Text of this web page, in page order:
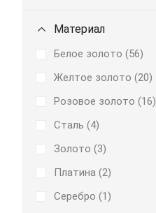
Материал
Белое золото (56)
Желтое золото (20)
Розовое золото (16)
Сталь (4)
Золото (3)
Платина (2)
Серебро (1)